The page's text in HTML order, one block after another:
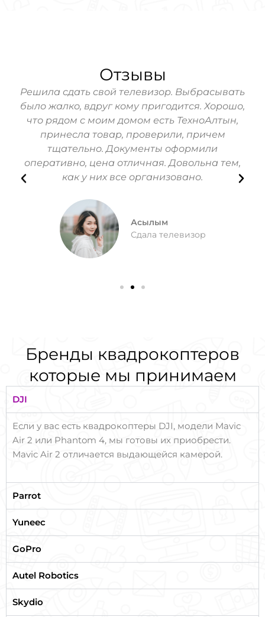
Отзывы
Решила сдать свой телевизор. Выбрасывать
было жалко, вдруг кому пригодится. Хорошо,
что рядом с моим домом есть ТехноАлтын,
принесла товар, проверили, причем
тщательно. Документы оформили
оперативно, цена отличная. Довольна тем,
как у них все организовано.
Асылым
Сдала телевизор
Бренды квадрокоптеров
которые мы принимаем
DJI
Если у вас есть квадрокоптеры DJI, модели Mavic
Air 2 или Phantom 4, мы готовы их приобрести.
Mavic Air 2 отличается выдающейся камерой.
Parrot
Yuneec
GoPro
Autel Robotics
Skydio